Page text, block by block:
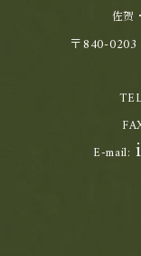
佐贺
〒840-
E-mail: